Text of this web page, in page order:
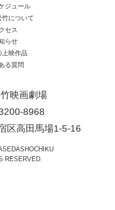
ジュール
竹について
セス
らせ
上映作品
る質問
映画劇場
8968
高田馬場1-5-16
RESERVED.